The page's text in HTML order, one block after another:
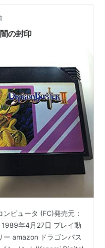
ョンVol.2」に収録）
コミュージアム
アム バーチャルアーケ
アーケード版とファミ
ルコンソールでファミ
ルでファミコン版が配
の封印
ピュータ (FC)発売元：
年4月27日 プレイ動
amazon ドラゴンバス